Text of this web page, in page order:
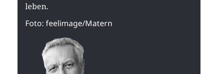
leben.
Foto: feelimage/Matern